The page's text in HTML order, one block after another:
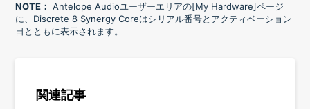
NOTE ： Antelope Audioユーザーエリアの[My Hardware]ページ
に、 Discrete 8 Synergy Coreはシリアル番号とアクティベーション
日とともに表示されます。
関連記事